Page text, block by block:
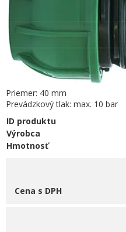
Priemer: 40 mm
Prevádzkový tlak: max. 10 bar
ID produktu
Výrobca
Hmotnosť
Cena s DPH